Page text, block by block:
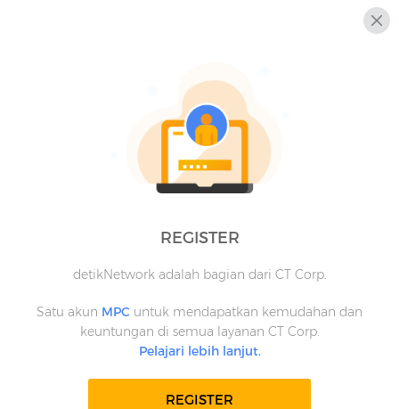
REGISTER
detikNetwork adalah bagian dari CT Corp.
Satu akun MPC untuk mendapatkan kemudahan dan
keuntungan di semua layanan CT Corp.
Pelajari lebih lanjut.
REGISTER